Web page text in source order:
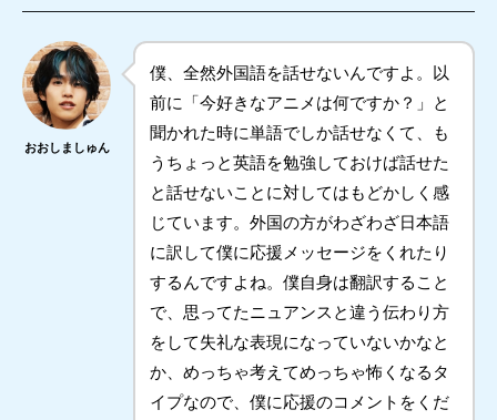
おおしましゅん
僕、全然外国語を話せないんですよ。以
前に「今好きなアニメは何ですか？」と
聞かれた時に単語でしか話せなくて、も
うちょっと英語を勉強しておけば話せた
と話せないことに対してはもどかしく感
じています。外国の方がわざわざ日本語
に訳して僕に応援メッセージをくれたり
するんですよね。僕自身は翻訳すること
で、思ってたニュアンスと違う伝わり方
をして失礼な表現になっていないかなと
か、めっちゃ考えてめっちゃ怖くなるタ
イプなので、僕に応援のコメントをくだ